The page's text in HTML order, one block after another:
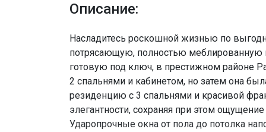
Описание:
Насладитесь роскошной жизнью по
потрясающую, полностью меблированную
готовую под ключ, в престижном районе
2 спальнями и кабинетом, но затем она
резиденцию с 3 спальнями и красивой
элегантности, сохраняя при этом
Ударопрочные окна от пола до потолка